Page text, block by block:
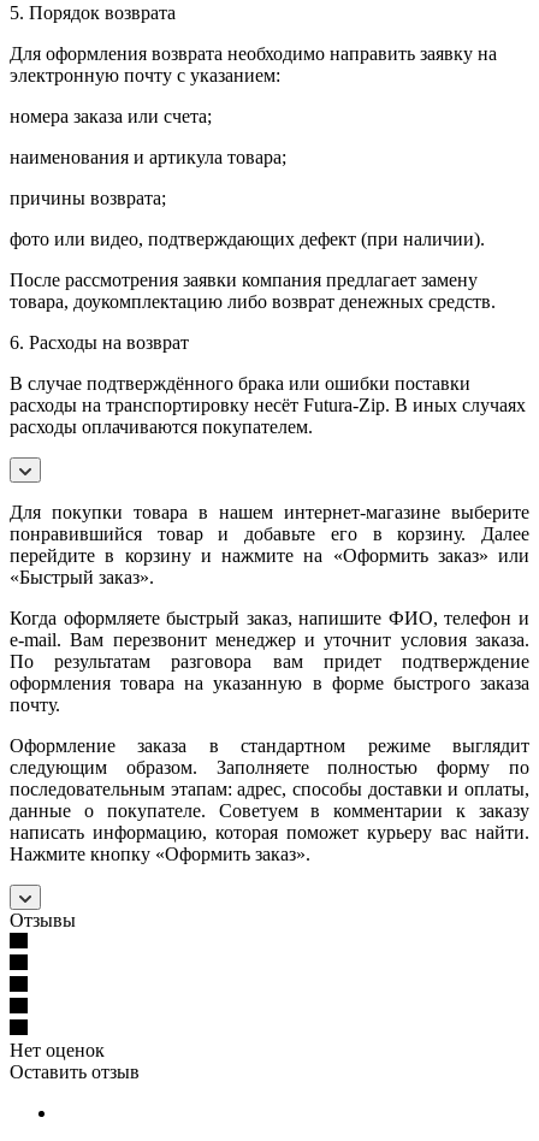
5. Порядок возврата
Для оформления возврата необходимо направить заявку на
электронную почту с указанием:
номера заказа или счета;
наименования и артикула товара;
причины возврата;
фото или видео, подтверждающих дефект (при наличии).
После рассмотрения заявки компания предлагает замену
товара, доукомплектацию либо возврат денежных средств.
6. Расходы на возврат
В случае подтверждённого брака или ошибки поставки
расходы на транспортировку несёт Futura-Zip. В иных случаях
расходы оплачиваются покупателем.
Для покупки товара в нашем интернет-магазине выберите
понравившийся товар и добавьте его в корзину. Далее
перейдите в корзину и нажмите на «Оформить заказ» или
«Быстрый заказ».
Когда оформляете быстрый заказ, напишите ФИО, телефон и
e-mail. Вам перезвонит менеджер и уточнит условия заказа.
По результатам разговора вам придет подтверждение
оформления товара на указанную в форме быстрого заказа
почту.
Оформление заказа в стандартном режиме выглядит
следующим образом. Заполняете полностью форму по
последовательным этапам: адрес, способы доставки и оплаты,
данные о покупателе. Советуем в комментарии к заказу
написать информацию, которая поможет курьеру вас найти.
Нажмите кнопку «Оформить заказ».
Отзывы
Нет оценок
Оставить отзыв